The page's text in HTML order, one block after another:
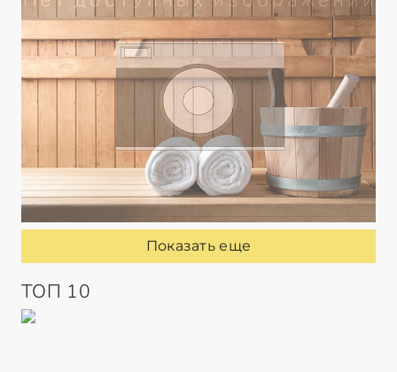
Показать еще
ТОП 10